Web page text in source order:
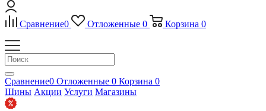
Сравнение0 Отложенные 0 Корзина 0
Сравнение0 Отложенные 0 Корзина 0
Шины Акции Услуги Магазины